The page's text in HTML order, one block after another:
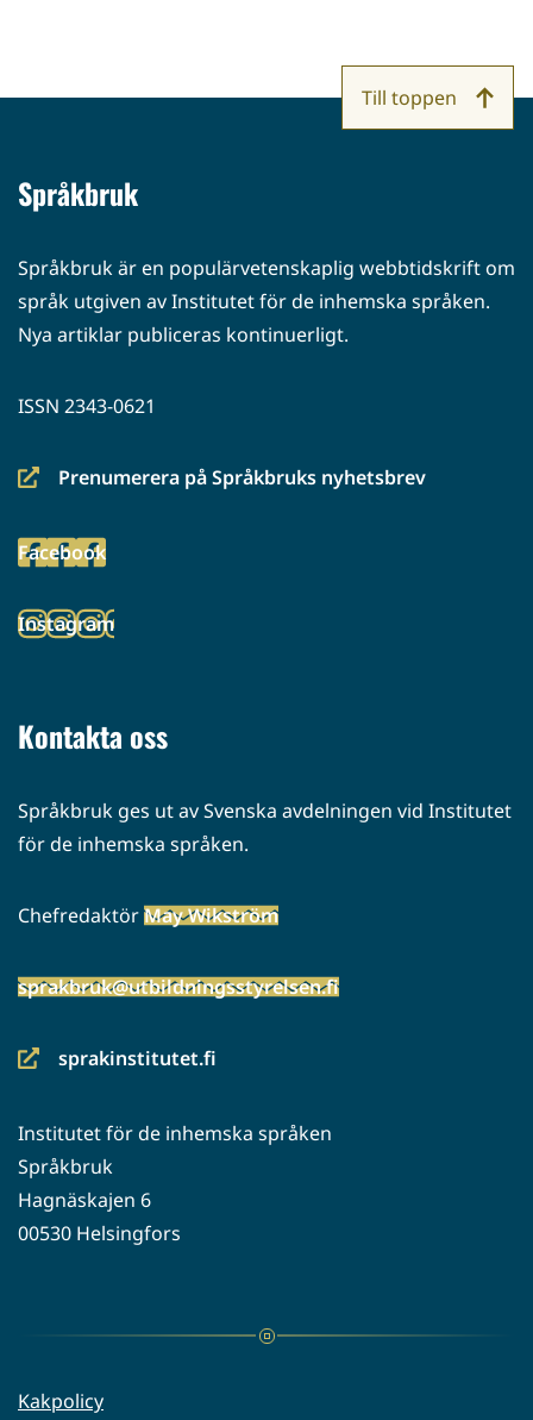
Språkbruk
Språkbruk är en populärvetenskaplig webbtidskrift om
språk utgiven av Institutet för de inhemska språken.
Nya artiklar publiceras kontinuerligt.
ISSN 2343-0621
Prenumerera på Språkbruks nyhetsbrev
(siirryt
palveluun)
Facebook
(siirryt
palveluun)
Instagram
(siirryt
Kontakta oss
Språkbruk ges ut av Svenska avdelningen vid Institutet
för de inhemska språken.
ChefredaktörMay Wikström
sprakbruk@utbildningsstyrelsen.fi
sprakinstitutet.fi
(siirryt
palveluun)
Institutet för de inhemska språken
Språkbruk
Hagnäskajen 6
00530 Helsingfors
Kakpolicy
Till toppen